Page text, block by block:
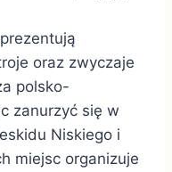
oraz zwyczaje
polsko-
zanurzyć się w
Niskiego i
miejsc organizuje